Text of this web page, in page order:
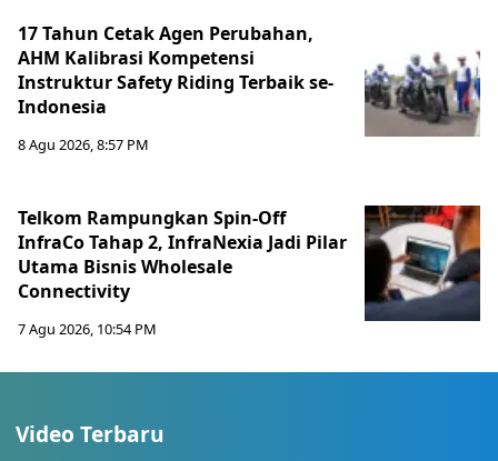
17 Tahun Cetak Agen Perubahan,
AHM Kalibrasi Kompetensi
Instruktur Safety Riding Terbaik se-
Indonesia
8 Agu 2026, 8:57 PM
Telkom Rampungkan Spin-Off
InfraCo Tahap 2, InfraNexia Jadi Pilar
Utama Bisnis Wholesale
Connectivity
7 Agu 2026, 10:54 PM
Video Terbaru